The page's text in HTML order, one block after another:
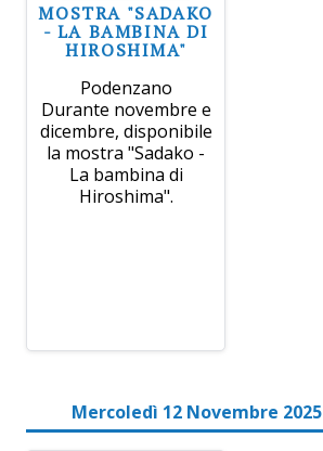
MOSTRA "SADAKO
- LA BAMBINA DI
HIROSHIMA"
Podenzano
Durante novembre e
dicembre, disponibile
la mostra "Sadako -
La bambina di
Hiroshima".
Mercoledì 12 Novembre 2025